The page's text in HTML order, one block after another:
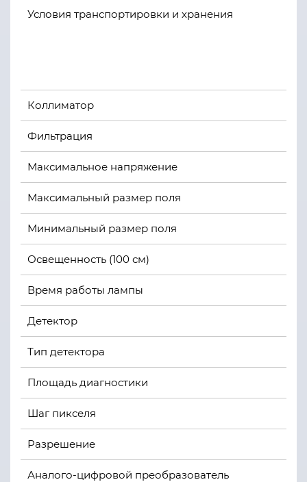
Условия транспортировки и хранения
Коллиматор
Фильтрация
Максимальное напряжение
Максимальный размер поля
Минимальный размер поля
Освещенность (100 см)
Время работы лампы
Детектор
Тип детектора
Площадь диагностики
Шаг пикселя
Разрешение
Аналого-цифровой преобразователь